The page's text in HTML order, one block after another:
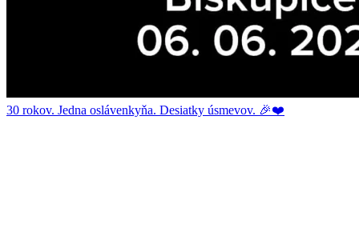
30 rokov. Jedna oslávenkyňa. Desiatky úsmevov. 🎉❤️